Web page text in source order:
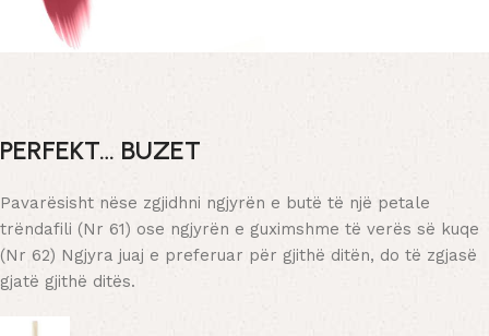
PERFEKT… BUZET
Pavarësisht nëse zgjidhni ngjyrën e butë të një petale
trëndafili (Nr 61) ose ngjyrën e guximshme të verës së kuqe
(Nr 62) Ngjyra juaj e preferuar për gjithë ditën, do të zgjasë
gjatë gjithë ditës.